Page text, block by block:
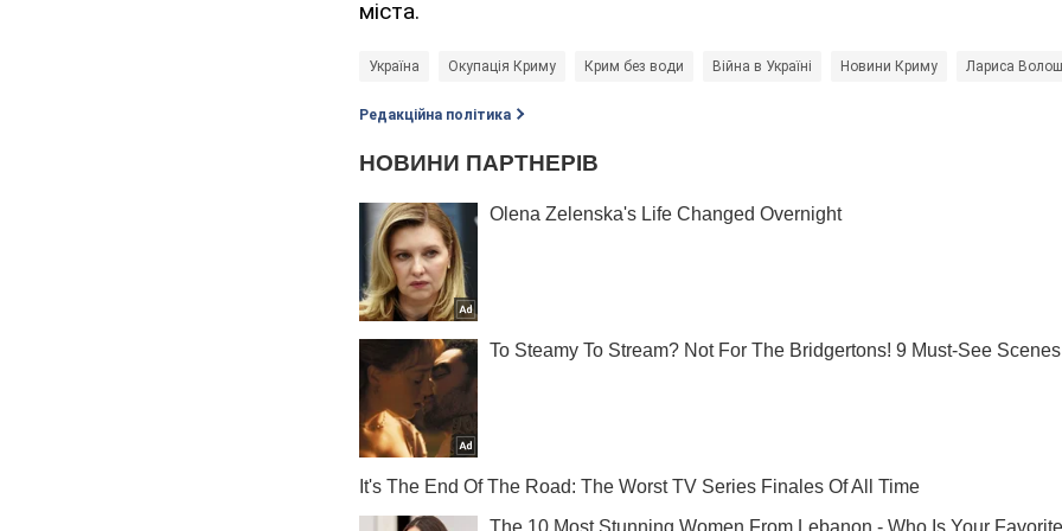
міста.
Україна Окупація Криму Крим без води Війна в Україні Новини Криму Лариса
Редакційна політика